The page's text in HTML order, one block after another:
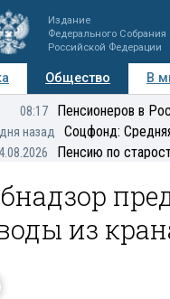
Издание
Федерального Собрания
Российской Федерации
Общество В
Мнения Регионы
08:17 Пенсионеров в
назад Соцфонд:
Пенсию по
из